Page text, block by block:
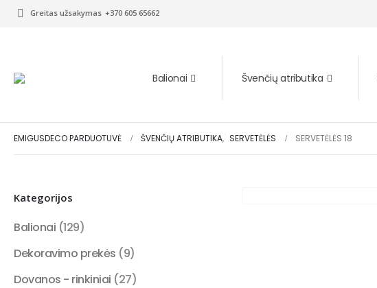
Greitas užsakymas +370 605 65662
Balionai Švenčių atributika
EMIGUSDECO PARDUOTUVĖ ŠVENČIŲ ATRIBUTIKA, SERVETĖLĖS SERVETĖLĖS 18
Kategorijos
Balionai (129)
Dekoravimo prekės (9)
Dovanos - rinkiniai (27)